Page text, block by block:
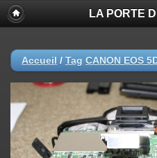
LA PORTE
Accueil / Tag CANON EOS